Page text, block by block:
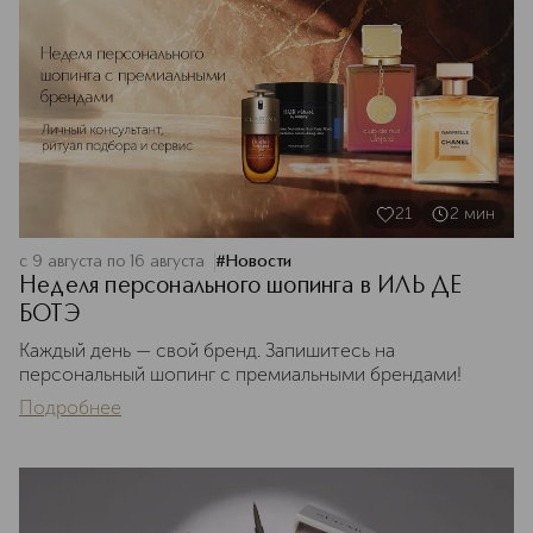
21 2 мин
с 9 августа по 16 августа # Новости
Неделя персонального шопинга в ИЛЬ ДЕ
БОТЭ
Каждый день — свой бренд. Запишитесь на
персональный шопинг с премиальными брендами!
Подробнее